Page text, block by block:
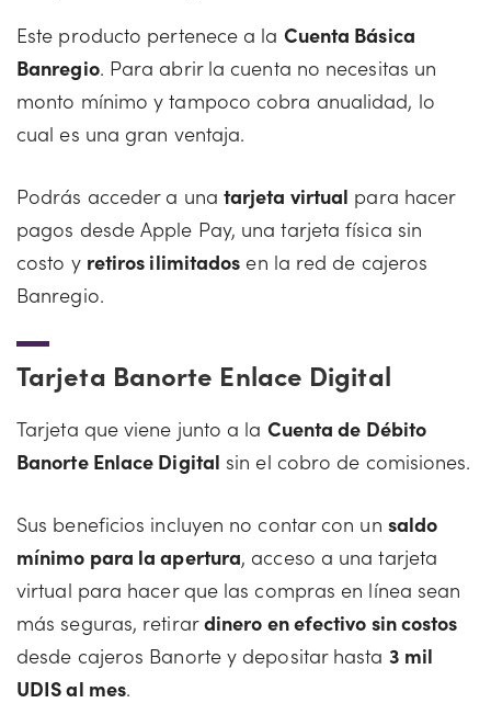
Este producto pertenece a la Cuenta Básica
Banregio. Para abrir la cuenta no necesitas un
monto mínimo y tampoco cobra anualidad, lo
cual es una gran ventaja.
Podrás acceder a una tarjeta virtual para hacer
pagos desde Apple Pay, una tarjeta física sin
costo y retiros ilimitados en la red de cajeros
Banregio.
Tarjeta Banorte Enlace Digital
Tarjeta que viene junto a la Cuenta de Débito
Banorte Enlace Digital sin el cobro de comisiones.
Sus beneficios incluyen no contar con un saldo
mínimo para la apertura, acceso a una tarjeta
virtual para hacer que las compras en línea sean
más seguras, retirardinero en efectivo sin costos
desde cajeros Banorte y depositar hasta 3 mil
UDIS al mes.